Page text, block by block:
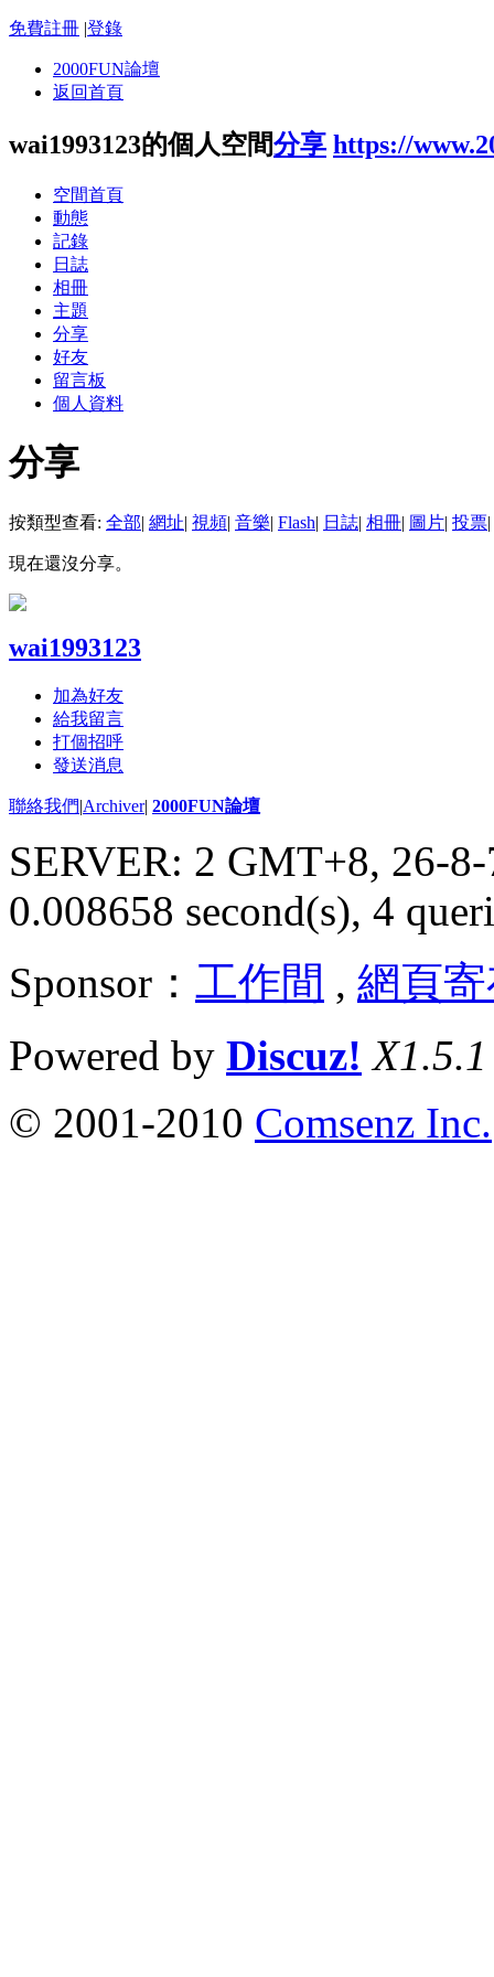
免費註冊 |登錄
2000FUN論壇
返回首頁
wai1993123的個人空間分享 https://
空間首頁
動態
記錄
日誌
相冊
主題
分享
好友
留言板
個人資料
分享
按類型查看: 全部| 網址| 視頻| 音樂| Flash| 日誌| 相冊| 圖片| 投票|
現在還沒分享。
wai1993123
加為好友
給我留言
打個招呼
發送消息
聯絡我們|Archiver| 2000FUN論壇
SERVER: 2 GMT+8, 26-
0.008658 second(s), 4
Sponsor： 工作間 , 網頁
Powered by Discuz! X1.5.1
© 2001-2010 Comsenz Inc.